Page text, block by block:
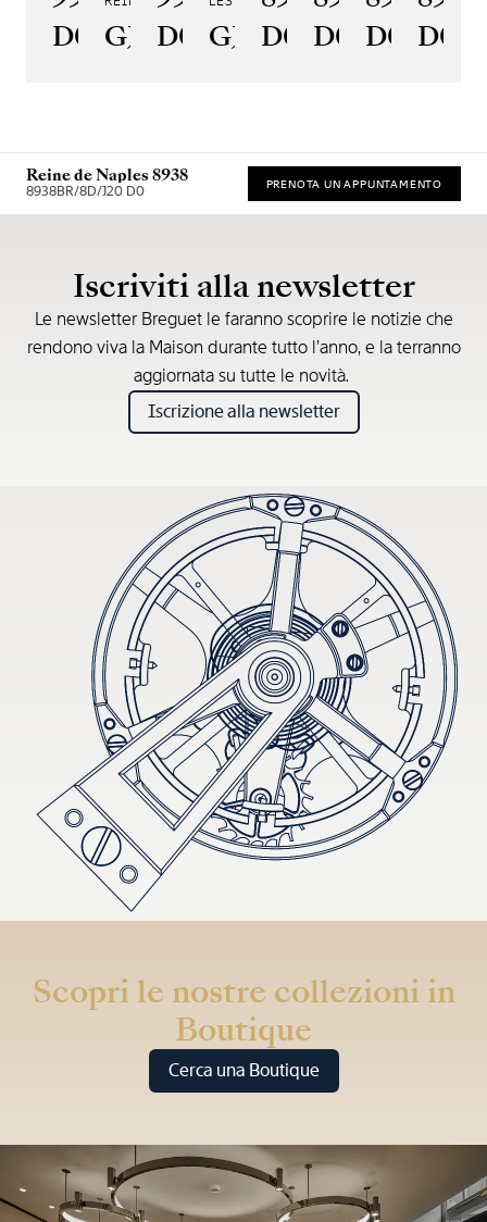
D0
GJ29BH89254DD5J4
D0
GJE25BH20.8985DB
D0
D0
D0
Reine de Naples 8938
8938BR/8D/J20 D0 PRENOTA UN APPUNTAMENTO
Iscriviti alla newsletter
Le newsletter Breguet le faranno scoprire le notizie che
rendono viva la Maison durante tutto l’anno, e la terranno
aggiornata su tutte le novità.
Iscrizione alla newsletter
Scopri le nostre collezioni in
Boutique
Cerca una Boutique